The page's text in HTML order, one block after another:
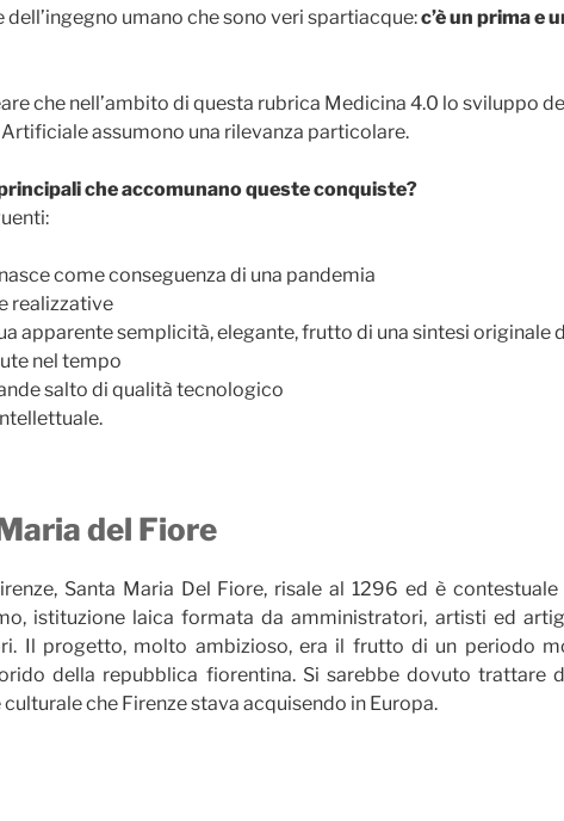
umano che sono veri spartiacque:c’è un prima e
che nell’ambito di questa rubrica Medicina 4.0 lo sviluppo
assumono una rilevanza particolare.
che accomunano queste conquiste?
come conseguenza di una pandemia
realizzative
apparente semplicità, elegante, frutto di una sintesi originale
nel tempo
salto di qualità tecnologico
del Fiore
Santa Maria Del Fiore, risale al 1296 ed è contestuale
istituzione laica formata da amministratori, artisti ed
Il progetto, molto ambizioso, era il frutto di un periodo
della repubblica fiorentina. Si sarebbe dovuto trattare
che Firenze stava acquisendo in Europa.